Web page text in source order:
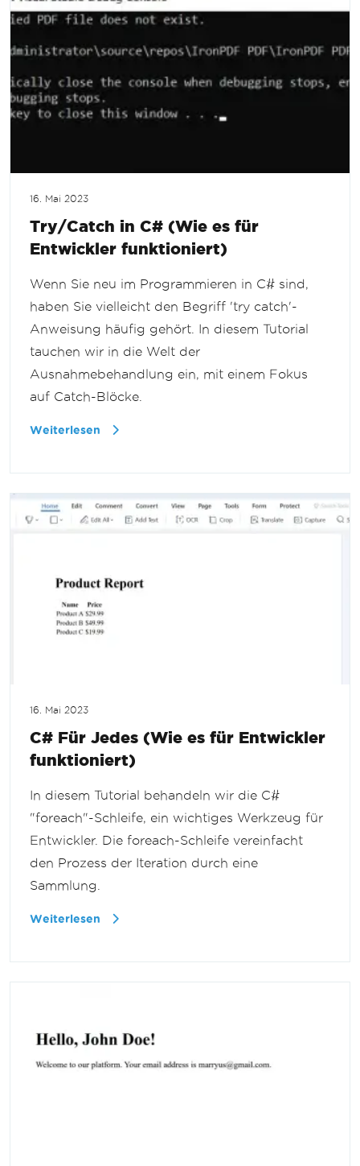
16. Mai 2023
Try/Catch in C# (Wie es für
Entwickler funktioniert)
Wenn Sie neu im Programmieren in C# sind,
haben Sie vielleicht den Begriff 'try catch'-
Anweisung häufig gehört. In diesem Tutorial
tauchen wir in die Welt der
Ausnahmebehandlung ein, mit einem Fokus
auf Catch-Blöcke.
Weiterlesen
16. Mai 2023
C# Für Jedes (Wie es für Entwickler
funktioniert)
In diesem Tutorial behandeln wir die C#
"foreach"-Schleife, ein wichtiges Werkzeug für
Entwickler. Die foreach-Schleife vereinfacht
den Prozess der Iteration durch eine
Sammlung.
Weiterlesen